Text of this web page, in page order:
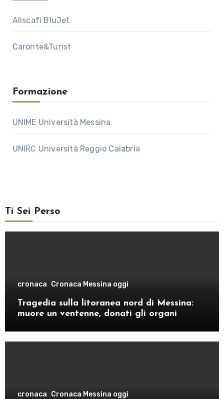
Aliscafi BluJet
Caronte&Turist
Formazione
UNIME Università Messina
UNIRC Università Reggio Calabria
Ti Sei Perso
cronaca Cronaca Messina oggi
Tragedia sulla litoranea nord di Messina:
muore un ventenne, donati gli organi
cronaca Cronaca Messina oggi